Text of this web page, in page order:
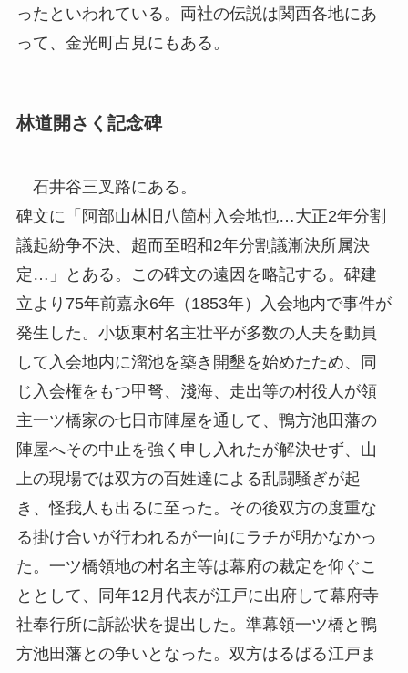
ったといわれている。両社の伝説は関西各地にあ
って、金光町占見にもある。
林道開さく記念碑
石井谷三叉路にある。
碑文に「阿部山林旧八箇村入会地也…大正2年分割
議起紛争不決、超而至昭和2年分割議漸決所属決
定…」とある。この碑文の遠因を略記する。碑建
立より75年前嘉永6年（1853年）入会地内で事件が
発生した。小坂東村名主壮平が多数の人夫を動員
して入会地内に溜池を築き開墾を始めたため、同
じ入会権をもつ甲弩、淺海、走出等の村役人が領
主一ツ橋家の七日市陣屋を通して、鴨方池田藩の
陣屋へその中止を強く申し入れたが解決せず、山
上の現場では双方の百姓達による乱闘騒ぎが起
き、怪我人も出るに至った。その後双方の度重な
る掛け合いが行われるが一向にラチが明かなかっ
た。一ツ橋領地の村名主等は幕府の裁定を仰ぐこ
ととして、同年12月代表が江戸に出府して幕府寺
社奉行所に訴訟状を提出した。準幕領一ツ橋と鴨
方池田藩との争いとなった。双方はるばる江戸ま